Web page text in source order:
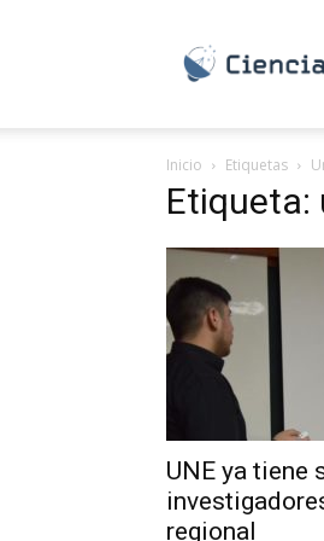
Sur
Inicio Etiquetas
Etiqueta:
UNE ya tiene
regional